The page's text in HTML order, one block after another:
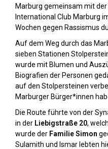
Marburg gemeinsam mit
International Club Marburg
Wochen gegen Rassismus
Auf dem Weg durch das
sieben Stationen
wurde mit Blumen und
Biografien der Personen
auf den Stolpersteinen
Marburger Bürger*innen
Die Route führte von der
in der Liebigstraße 20,
wurde der Familie Simon
Sulamith und Ismar lebten